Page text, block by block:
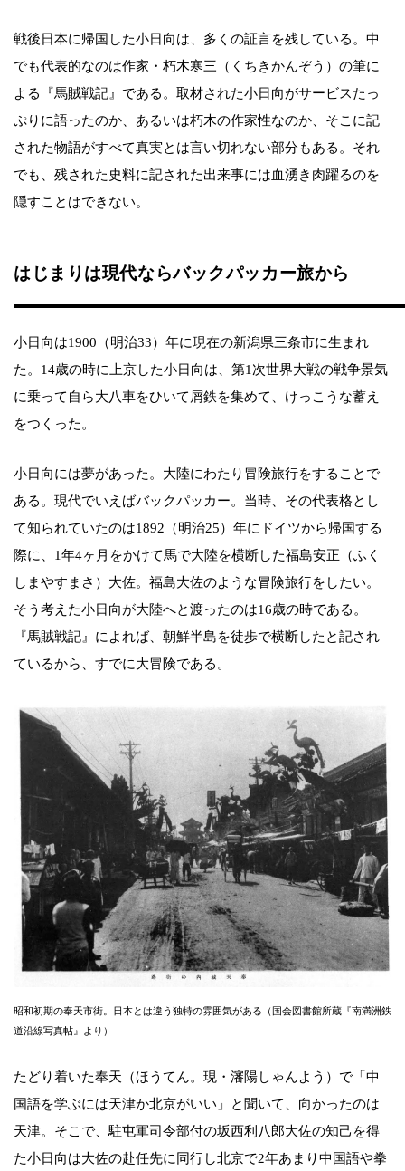
戦後日本に帰国した小日向は、多くの証言を残している。中
でも代表的なのは作家・朽木寒三（くちきかんぞう）の筆に
よる『馬賊戦記』である。取材された小日向がサービスたっ
ぷりに語ったのか、あるいは朽木の作家性なのか、そこに記
された物語がすべて真実とは言い切れない部分もある。それ
でも、残された史料に記された出来事には血湧き肉躍るのを
隠すことはできない。
はじまりは現代ならバックパッカー旅から
小日向は1900（明治33）年に現在の新潟県三条市に生まれ
た。14歳の時に上京した小日向は、第1次世界大戦の戦争景気
に乗って自ら大八車をひいて屑鉄を集めて、けっこうな蓄え
をつくった。
小日向には夢があった。大陸にわたり冒険旅行をすることで
ある。現代でいえばバックパッカー。当時、その代表格とし
て知られていたのは1892（明治25）年にドイツから帰国する
際に、1年4ヶ月をかけて馬で大陸を横断した福島安正（ふく
しまやすまさ）大佐。福島大佐のような冒険旅行をしたい。
そう考えた小日向が大陸へと渡ったのは16歳の時である。
『馬賊戦記』によれば、朝鮮半島を徒歩で横断したと記され
ているから、すでに大冒険である。
昭和初期の奉天市街。日本とは違う独特の雰囲気がある（国会図書館所蔵『南満洲鉄
道沿線写真帖』より）
たどり着いた奉天（ほうてん。現・瀋陽しゃんよう）で「中
国語を学ぶには天津か北京がいい」と聞いて、向かったのは
天津。そこで、駐屯軍司令部付の坂西利八郎大佐の知己を得
た小日向は大佐の赴任先に同行し北京で2年あまり中国語や拳